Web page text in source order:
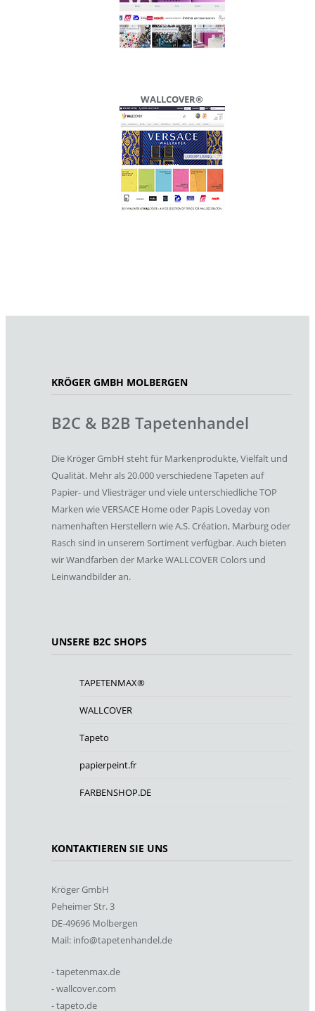
WALLCOVER®
KRÖGER GMBH MOLBERGEN
B2C & B2B Tapetenhandel
Die Kröger GmbH steht für Markenprodukte, Vielfalt und
Qualität. Mehr als 20.000 verschiedene Tapeten auf
Papier- und Vliesträger und viele unterschiedliche TOP
Marken wie VERSACE Home oder Papis Loveday von
namenhaften Herstellern wie A.S. Création, Marburg oder
Rasch sind in unserem Sortiment verfügbar. Auch bieten
wir Wandfarben der Marke WALLCOVER Colors und
Leinwandbilder an.
UNSERE B2C SHOPS
TAPETENMAX®
WALLCOVER
Tapeto
papierpeint.fr
FARBENSHOP.DE
KONTAKTIEREN SIE UNS
Kröger GmbH
Peheimer Str. 3
DE-49696 Molbergen
Mail: info@tapetenhandel.de
- tapetenmax.de
- wallcover.com
- tapeto.de